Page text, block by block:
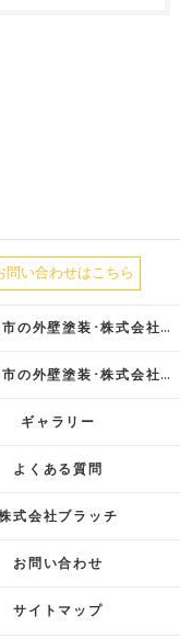
問い合わせはこちら
武蔵村山市の外壁塗装･株式会社ブラッチの口コミ情報
武蔵村山市の外壁塗装･株式会社ブラッチのお客様の声
ギャラリー
よくある質問
式会社ブラッチ
お問い合わせ
サイトマップ